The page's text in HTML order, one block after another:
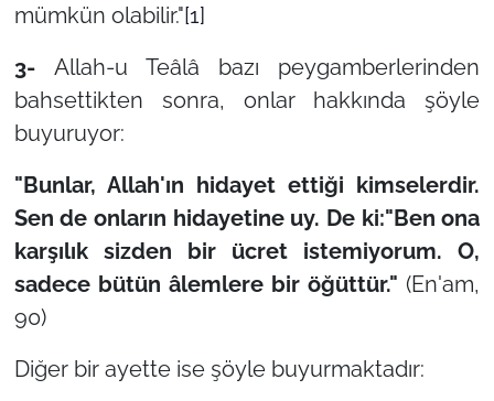
mümkün olabilir."[1]
3- Allah-u Teâlâ bazı peygamberlerinden
bahsettikten sonra, onlar hakkında şöyle
buyuruyor:
"Bunlar, Allah'ın hidayet ettiği kimselerdir.
Sen de onların hidayetine uy. De ki:"Ben ona
karşılık sizden bir ücret istemiyorum. O,
sadece bütün âlemlere bir öğüttür." (En'am,
90)
Diğer bir ayette ise şöyle buyurmaktadır: